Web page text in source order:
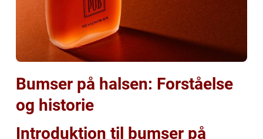
Bumser på halsen: Forståelse
og historie
Introduktion til bumser på